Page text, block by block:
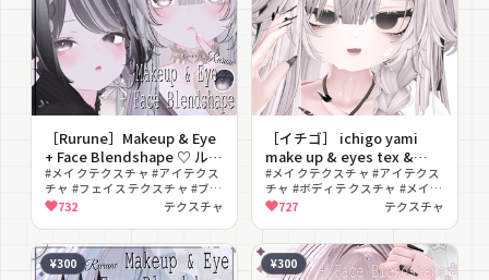
［Rurune］Makeup & Eye
+ Face Blendshape ♡ ルル
ネ メイクテクスチャ アイテ
クスチャ フェイスブレンド
シェイプ
#メイクテクスチャ #アイテクス
チャ #フェイステクスチャ #ブレ
ンドシェイプ #発光 #ラメ #色変
わいい
732 テクスチャ
［イチゴ］ ichigo yami
make up & eyes tex &
body tex + face
blendshape ♡ イチゴ メイ
クテクスチャ アイテクスチ
ャ ボディテクスチャ フェイ
スブレンドシェイプ 病み 闇
#メイクテクスチャ #アイテクス
チャ #ボディテクスチャ #メイク
#病みかわいい #色変え
727 テクスチャ
¥300 ¥300